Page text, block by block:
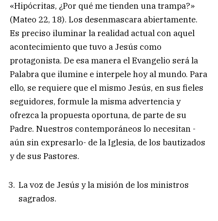
«Hipócritas, ¿Por qué me tienden una trampa?»
(Mateo 22, 18). Los desenmascara abiertamente.
Es preciso iluminar la realidad actual con aquel
acontecimiento que tuvo a Jesús como
protagonista. De esa manera el Evangelio será la
Palabra que ilumine e interpele hoy al mundo. Para
ello, se requiere que el mismo Jesús, en sus fieles
seguidores, formule la misma advertencia y
ofrezca la propuesta oportuna, de parte de su
Padre. Nuestros contemporáneos lo necesitan -
aún sin expresarlo- de la Iglesia, de los bautizados
y de sus Pastores.
La voz de Jesús y la misión de los ministros
sagrados.